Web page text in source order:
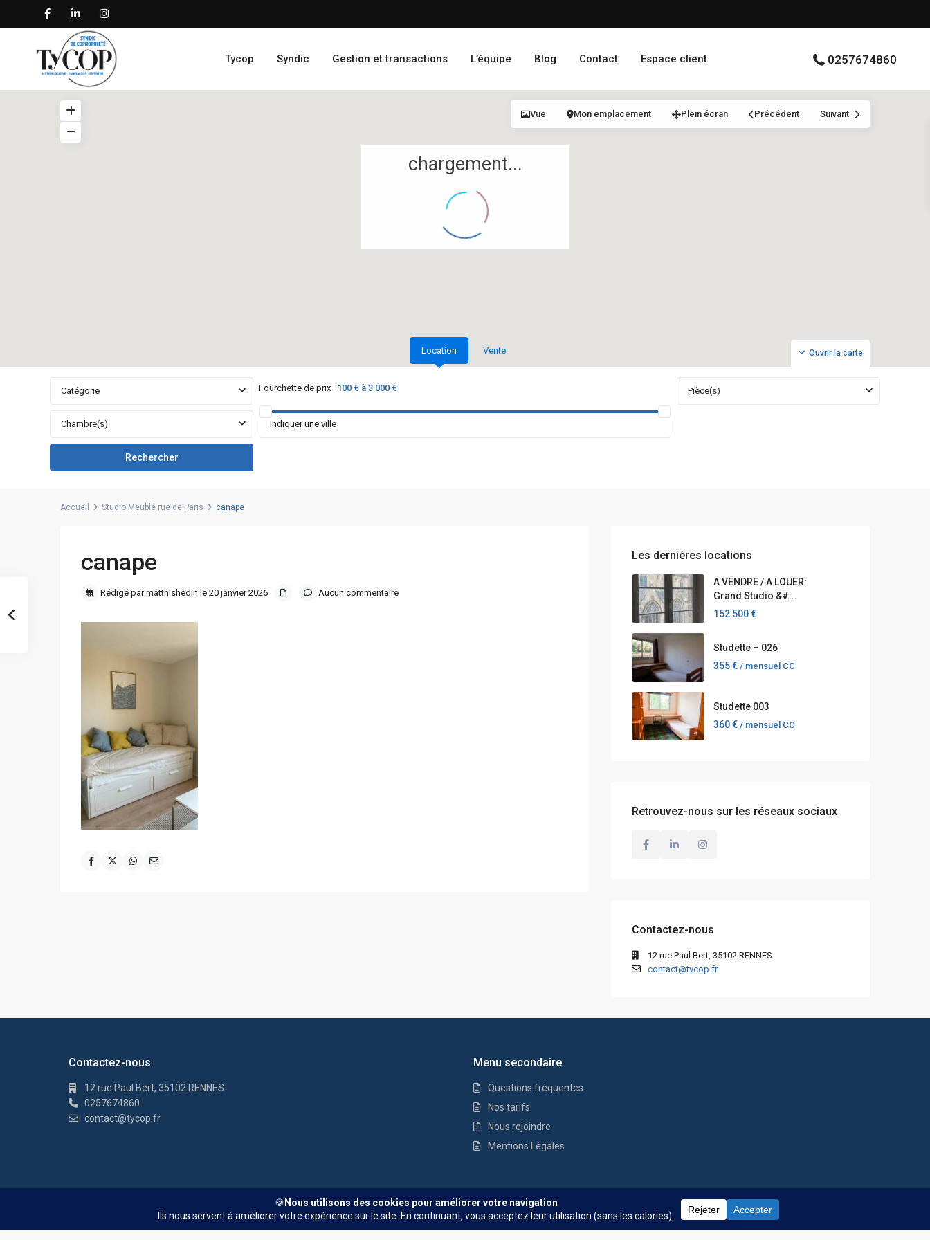
Tycop Syndic Gestion et transactions L’équipe Blog Contact Espace client 0257674860
chargement...
Ouvrir la carte
Vue Mon emplacement Plein écran Précédent Suivant
Location Vente
Catégorie Fourchette de prix : 100 € à 3 000 € Pièce(s)
Chambre(s)
Accueil Studio Meublé rue de Paris canape
canape
Rédigé par matthishedin le 20 janvier 2026 Aucun commentaire
Les dernières locations
A VENDRE / A LOUER:
Grand Studio &#...
152 500 €
Studette – 026
355 € / mensuel CC
Studette 003
360 € / mensuel CC
Retrouvez-nous sur les réseaux sociaux
Contactez-nous
12 rue Paul Bert, 35102 RENNES
contact@tycop.fr
Contactez-nous
12 rue Paul Bert, 35102 RENNES
0257674860
contact@tycop.fr
Menu secondaire
Questions fréquentes
Nos tarifs
Nous rejoindre
Mentions Légales
Nos tarifsNous rejoindre